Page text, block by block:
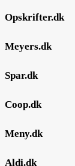
Opskrifter.dk
Meyers.dk
Spar.dk
Coop.dk
Meny.dk
Aldi.dk